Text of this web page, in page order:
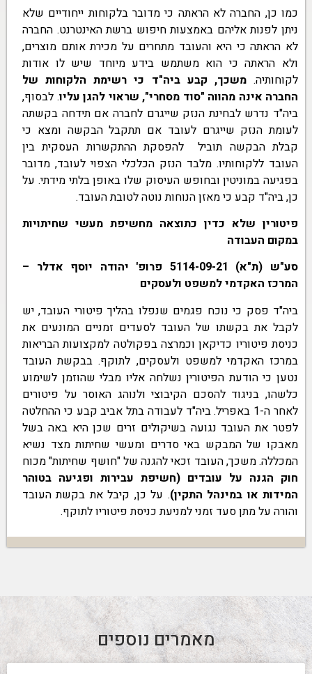
כמו כן, החברה לא הראתה כי מדובר בלקוחות ייחודיים שלא
ניתן לפנות אליהם באמצעות חיפוש ברשת האינטרנט. החברה
לא הראתה כי היא והעובד מתחרים על מכירת אותם מוצרים,
ולא הראתה כי הוא משתמש בידע מיוחד שיש לו אודות
לקוחותיה.משכך, קבע ביה"ד כי רשימת הלקוחות של
החברה אינה מהווה "סוד מסחרי", שראוי להגן עליו. לבסוף,
ביה"ד נדרש לבחינת הנזק שייגרם לחברה אם תידחה בקשתה
לעומת הנזק שייגרם לעובד אם תתקבל הבקשה ומצא כי
קבלת הבקשה תוביל להפסקת ההתקשרות העסקית בין
העובד ללקוחותיו. מלבד הנזק הכלכלי הצפוי לעובד, מדובר
בפגיעה במוניטין ובחופש העיסוק שלו באופן בלתי מידתי. על
כן, ביה"ד קבע כי מאזן הנוחות נוטה לטובת העובד.
פיטורין שלא כדין כתוצאה מחשיפת מעשי שחיתויות
במקום העבודה
סע"ש (ת"א) 5114-09-21 פרופ' יהודה יוסף אדלר –
המרכז האקדמי למשפט ולעסקים
ביה"ד פסק כי נוכח פגמים שנפלו בהליך פיטורי העובד, יש
לקבל את בקשתו של העובד לסעדים זמניים המונעים את
כניסת פיטוריו כדיקאן וכמרצה בפקולטה למקצועות הבריאות
במרכז האקדמי למשפט ולעסקים, לתוקף. בבקשת העובד
נטען כי הודעת הפיטורין נשלחה אליו מבלי שהוזמן לשימוע
כלשהו, בניגוד להסכם הקיבוצי ולנוהג האוסר על פיטורים
לאחר ה-1 באפריל. ביה"ד לעבודה בתל אביב קבע כי ההחלטה
לפטר את העובד נגועה בשיקולים זרים שכן היא באה בשל
מאבקו של המבקש באי סדרים ומעשי שחיתות מצד נשיא
המכללה. משכך, העובד זכאי להגנה של "חושף שחיתות" מכוח
חוק הגנה על עובדים (חשיפת עבירות ופגיעה בטוהר
המידות או במינהל התקין). על כן, קיבל את בקשת העובד
והורה על מתן סעד זמני למניעת כניסת פיטוריו לתוקף.
מאמרים נוספים